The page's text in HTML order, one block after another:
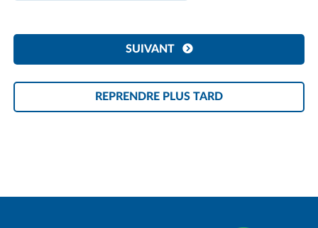
SUIVANT
REPRENDRE PLUS TARD